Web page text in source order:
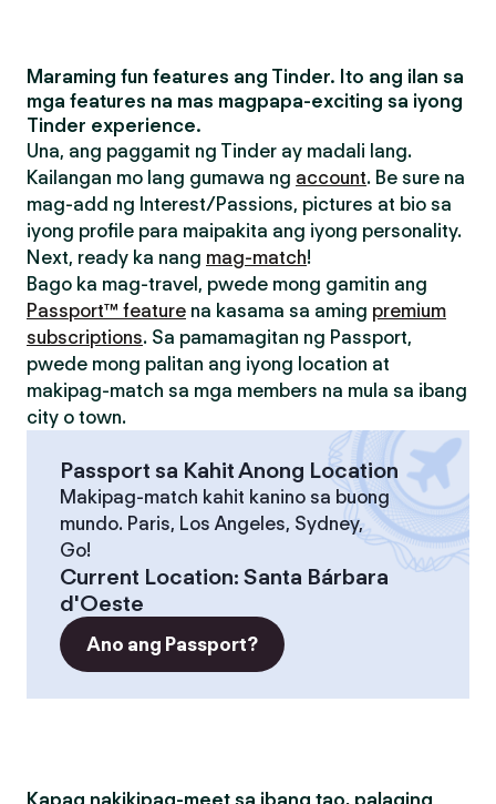
Maraming fun features ang Tinder. Ito ang ilan sa
mga features na mas magpapa-exciting sa iyong
Tinder experience.
Una, ang paggamit ng Tinder ay madali lang.
Kailangan mo lang gumawa ng account. Be sure na
mag-add ng Interest/Passions, pictures at bio sa
iyong profile para maipakita ang iyong personality.
Next, ready ka nang mag-match!
Bago ka mag-travel, pwede mong gamitin ang
Passport™ feature na kasama sa aming premium
subscriptions. Sa pamamagitan ng Passport,
pwede mong palitan ang iyong location at
makipag-match sa mga members na mula sa ibang
city o town.
Passport sa Kahit Anong Location
Makipag-match kahit kanino sa buong
mundo. Paris, Los Angeles, Sydney,
Go!
Current Location: Santa Bárbara
d'Oeste
Ano ang Passport?
Kapag nakikipag-meet sa ibang tao, palaging